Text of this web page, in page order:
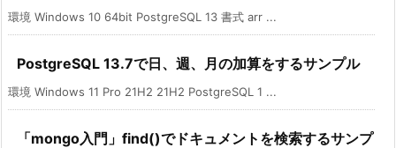
環境 Windows 10 64bit PostgreSQL 13 書式 arr ...
PostgreSQL 13.7で日、週、月の加算をするサンプル
環境 Windows 11 Pro 21H2 21H2 PostgreSQL 1 ...
「mongo入門」find()でドキュメントを検索するサンプ